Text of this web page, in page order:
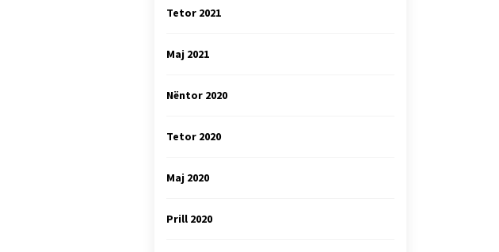
Tetor 2021
Maj 2021
Nëntor 2020
Tetor 2020
Maj 2020
Prill 2020